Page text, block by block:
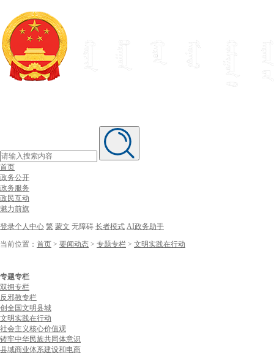
首页
政务公开
政务服务
政民互动
魅力前旗
登录个人中心 繁 蒙文 无障碍 长者模式 AI政务助手
当前位置： 首页 > 要闻动态 > 专题专栏 > 文明实践在行动
专题专栏
双拥专栏
反邪教专栏
创全国文明县城
文明实践在行动
社会主义核心价值观
铸牢中华民族共同体意识
县域商业体系建设和电商